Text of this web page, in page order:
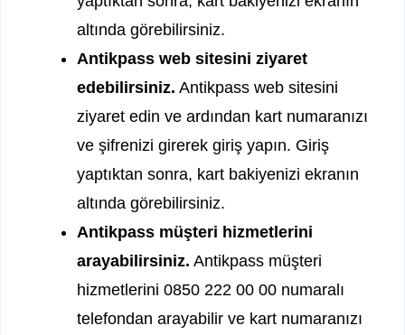
altında görebilirsiniz.
Antikpass web sitesini ziyaret
edebilirsiniz. Antikpass web sitesini
ziyaret edin ve ardından kart numaranızı
ve şifrenizi girerek giriş yapın. Giriş
yaptıktan sonra, kart bakiyenizi ekranın
altında görebilirsiniz.
Antikpass müşteri hizmetlerini
arayabilirsiniz. Antikpass müşteri
hizmetlerini 0850 222 00 00 numaralı
telefondan arayabilir ve kart numaranızı